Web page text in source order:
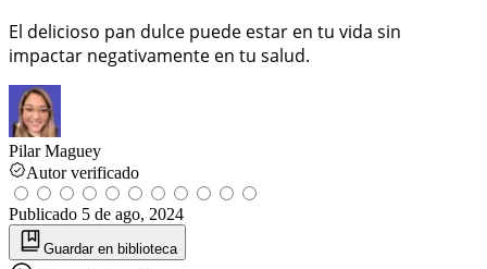
El delicioso pan dulce puede estar en tu vida sin
impactar negativamente en tu salud.
Pilar Maguey
Autor verificado
Publicado 5 de ago, 2024
Guardar en biblioteca